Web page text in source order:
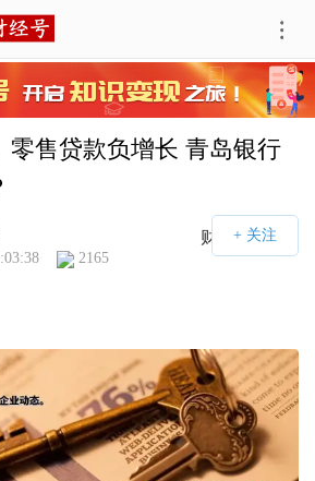
零售贷款负增长 青岛银行
财经号APP
2165